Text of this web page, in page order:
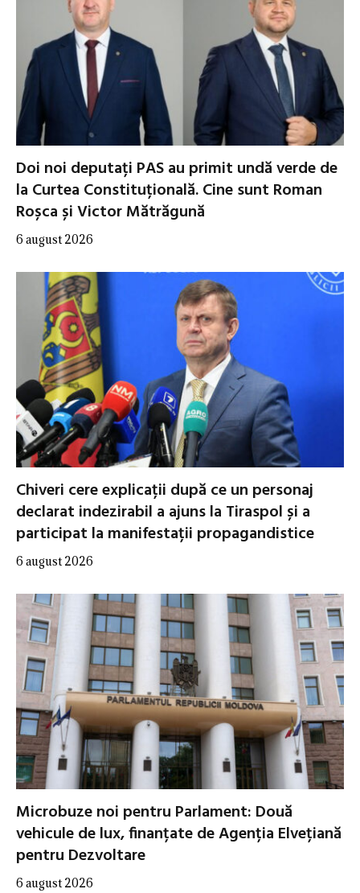
Doi noi deputați PAS au primit undă verde de
la Curtea Constituțională. Cine sunt Roman
Roșca și Victor Mătrăgună
6 august 2026
Chiveri cere explicații după ce un personaj
declarat indezirabil a ajuns la Tiraspol și a
participat la manifestații propagandistice
6 august 2026
Microbuze noi pentru Parlament: Două
vehicule de lux, finanțate de Agenția Elvețiană
pentru Dezvoltare
6 august 2026